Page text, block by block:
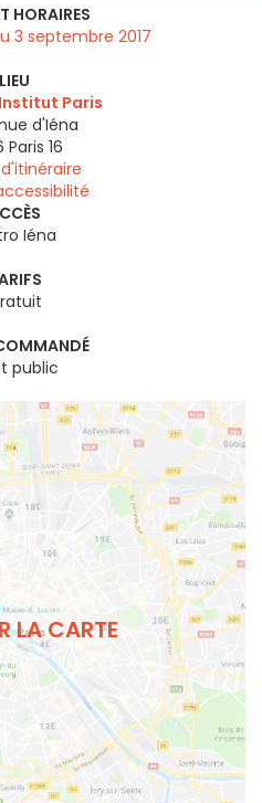
HORAIRES
3 septembre 2017
LIEU
Paris
d'Iéna
Paris 16
Iéna
public
LA CARTE